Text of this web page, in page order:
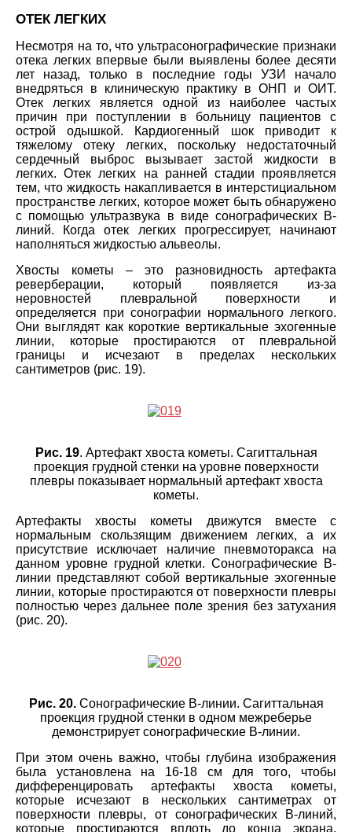
ОТЕК ЛЕГКИХ
Несмотря на то, что ультрасонографические признаки
отека легких впервые были выявлены более десяти
лет назад, только в последние годы УЗИ начало
внедряться в клиническую практику в ОНП и ОИТ.
Отек легких является одной из наиболее частых
причин при поступлении в больницу пациентов с
острой одышкой. Кардиогенный шок приводит к
тяжелому отеку легких, поскольку недостаточный
сердечный выброс вызывает застой жидкости в
легких. Отек легких на ранней стадии проявляется
тем, что жидкость накапливается в интерстициальном
пространстве легких, которое может быть обнаружено
с помощью ультразвука в виде сонографических В-
линий. Когда отек легких прогрессирует, начинают
наполняться жидкостью альвеолы.
Хвосты кометы – это разновидность артефакта
реверберации, который появляется из-за
неровностей плевральной поверхности и
определяется при сонографии нормального легкого.
Они выглядят как короткие вертикальные эхогенные
линии, которые простираются от плевральной
границы и исчезают в пределах нескольких
сантиметров (рис. 19).
Рис. 19. Артефакт хвоста кометы. Сагиттальная
проекция грудной стенки на уровне поверхности
плевры показывает нормальный артефакт хвоста
кометы.
Артефакты хвосты кометы движутся вместе с
нормальным скользящим движением легких, а их
присутствие исключает наличие пневмоторакса на
данном уровне грудной клетки. Сонографические B-
линии представляют собой вертикальные эхогенные
линии, которые простираются от поверхности плевры
полностью через дальнее поле зрения без затухания
(рис. 20).
Рис. 20.Сонографические В-линии. Сагиттальная
проекция грудной стенки в одном межреберье
демонстрирует сонографические В-линии.
При этом очень важно, чтобы глубина изображения
была установлена на 16-18 см для того, чтобы
дифференцировать артефакты хвоста кометы,
которые исчезают в нескольких сантиметрах от
поверхности плевры, от сонографических В-линий,
которые простираются вплоть до конца экрана.